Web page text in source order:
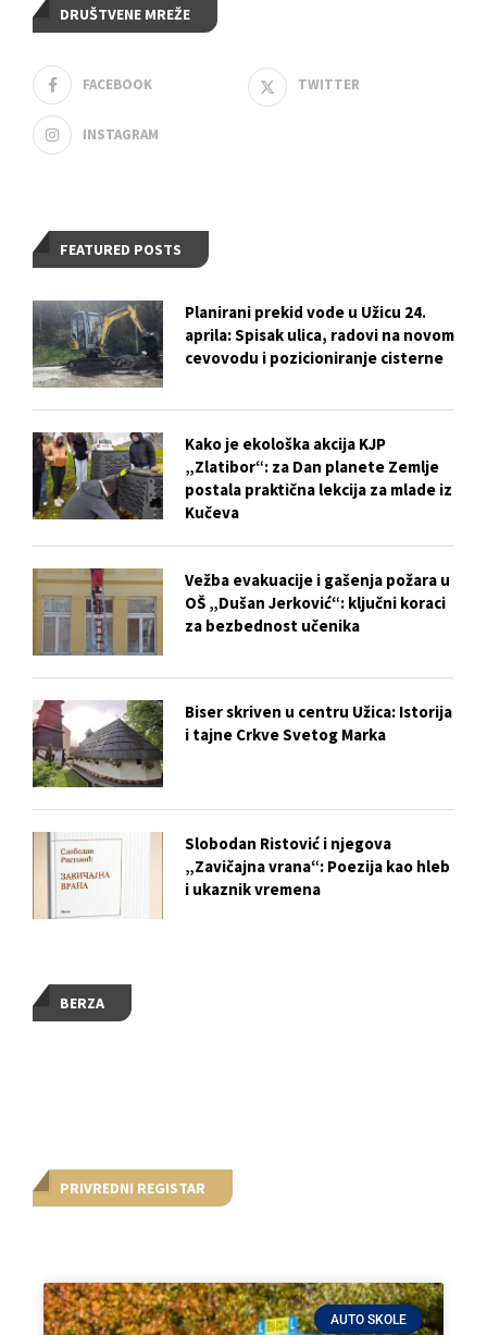
BERZA
PRIVREDNI REGISTAR
AUTO SKOLE
DRUŠTVENE MREŽE
FACEBOOK TWITTER
INSTAGRAM
FEATURED POSTS
Planirani prekid vode u Užicu 24.
aprila: Spisak ulica, radovi na novom
cevovodu i pozicioniranje cisterne
Kako je ekološka akcija KJP
„Zlatibor“: za Dan planete Zemlje
postala praktična lekcija za mlade iz
Kučeva
Vežba evakuacije i gašenja požara u
OŠ „Dušan Jerković“: ključni koraci
za bezbednost učenika
Biser skriven u centru Užica: Istorija
i tajne Crkve Svetog Marka
Slobodan Ristović i njegova
„Zavičajna vrana“: Poezija kao hleb
i ukaznik vremena